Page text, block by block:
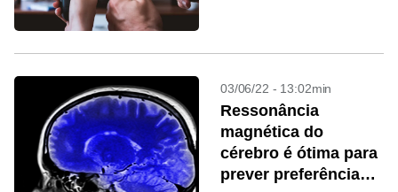
03/06/22 - 13:02min
Ressonância
magnética do
cérebro é ótima para
prever preferência